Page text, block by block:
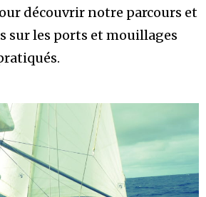
découvrir notre parcours et
sur les ports et mouillages